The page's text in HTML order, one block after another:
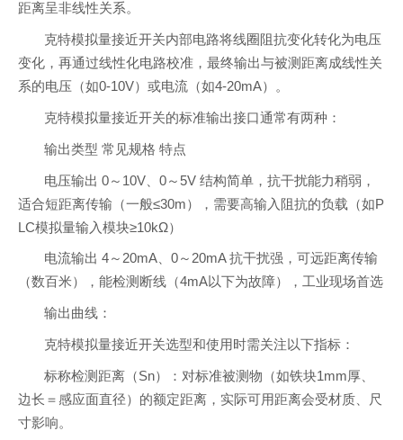
距离呈非线性关系。
克特模拟量接近开关内部电路将线圈阻抗变化转化为电压
变化，再通过线性化电路校准，最终输出与被测距离成线性关
系的电压（如0-10V）或电流（如4-20mA）。
克特模拟量接近开关的标准输出接口通常有两种：
输出类型 常见规格 特点
电压输出 0～10V、0～5V 结构简单，抗干扰能力稍弱，
适合短距离传输（一般≤30m），需要高输入阻抗的负载（如P
LC模拟量输入模块≥10kΩ）
电流输出 4～20mA、0～20mA 抗干扰强，可远距离传输
（数百米），能检测断线（4mA以下为故障），工业现场首选
输出曲线：
克特模拟量接近开关选型和使用时需关注以下指标：
标称检测距离（Sn）：对标准被测物（如铁块1mm厚、
边长＝感应面直径）的额定距离，实际可用距离会受材质、尺
寸影响。